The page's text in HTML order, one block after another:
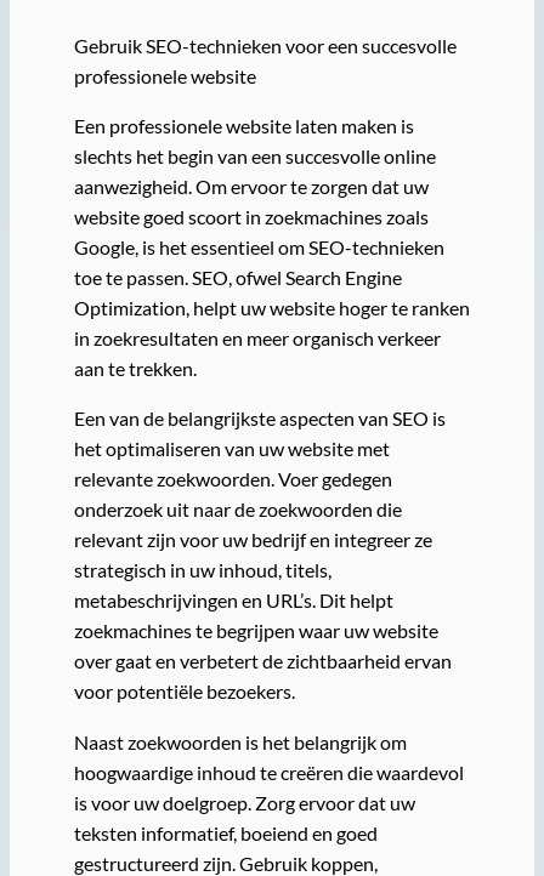
Gebruik SEO-technieken voor een succesvolle
professionele website
Een professionele website laten maken is
slechts het begin van een succesvolle online
aanwezigheid. Om ervoor te zorgen dat uw
website goed scoort in zoekmachines zoals
Google, is het essentieel om SEO-technieken
toe te passen. SEO, ofwel Search Engine
Optimization, helpt uw website hoger te ranken
in zoekresultaten en meer organisch verkeer
aan te trekken.
Een van de belangrijkste aspecten van SEO is
het optimaliseren van uw website met
relevante zoekwoorden. Voer gedegen
onderzoek uit naar de zoekwoorden die
relevant zijn voor uw bedrijf en integreer ze
strategisch in uw inhoud, titels,
metabeschrijvingen en URL’s. Dit helpt
zoekmachines te begrijpen waar uw website
over gaat en verbetert de zichtbaarheid ervan
voor potentiële bezoekers.
Naast zoekwoorden is het belangrijk om
hoogwaardige inhoud te creëren die waardevol
is voor uw doelgroep. Zorg ervoor dat uw
teksten informatief, boeiend en goed
gestructureerd zijn. Gebruik koppen,